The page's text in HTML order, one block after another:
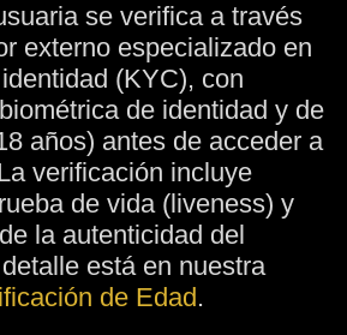
se verifica a través
externo especializado en
(KYC), con
de identidad y de
años) antes de acceder a
verificación incluye
de vida (liveness) y
la autenticidad del
está en nuestra
de Edad.